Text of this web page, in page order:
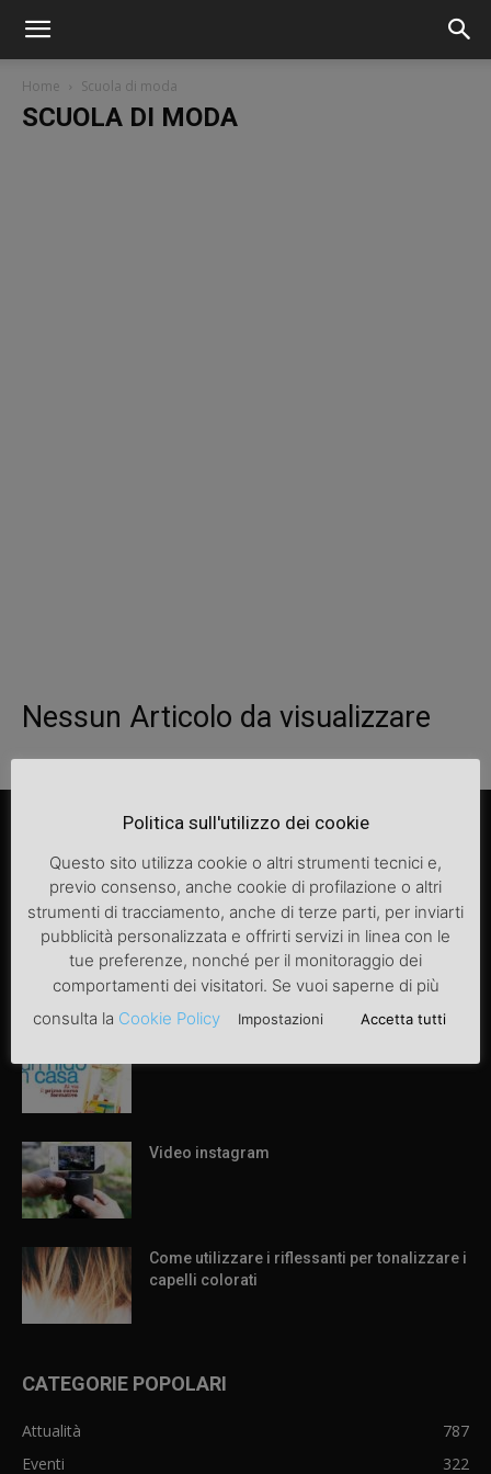
Home Scuola di moda
SCUOLA DI MODA
Nessun Articolo da visualizzare
ARTICOLI POPOLARI
Video instagram
Come utilizzare i riflessanti per tonalizzare i
capelli colorati
CATEGORIE POPOLARI
Attualità
787
Eventi
322
Politica sull'utilizzo dei cookie
Questo sito utilizza cookie o altri strumenti tecnici e,
previo consenso, anche cookie di profilazione o altri
strumenti di tracciamento, anche di terze parti, per inviarti
pubblicità personalizzata e offrirti servizi in linea con le
tue preferenze, nonché per il monitoraggio dei
comportamenti dei visitatori. Se vuoi saperne di più
consulta la Cookie Policy Impostazioni Accetta tutti